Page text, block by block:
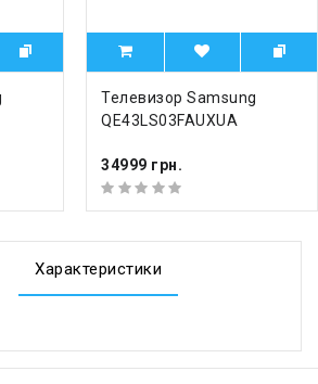
Телевизор Samsung
QE43LS03FAUXUA
34999 грн.
Характеристики